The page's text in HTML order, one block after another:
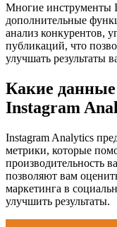
Многие инструменты
дополнительные
анализ конкурентов,
публикаций, что
улучшать результаты
Какие данные
Instagram
Instagram Analytics
метрики, которые
производительность
позволяют вам
маркетинга в
улучшить результаты.